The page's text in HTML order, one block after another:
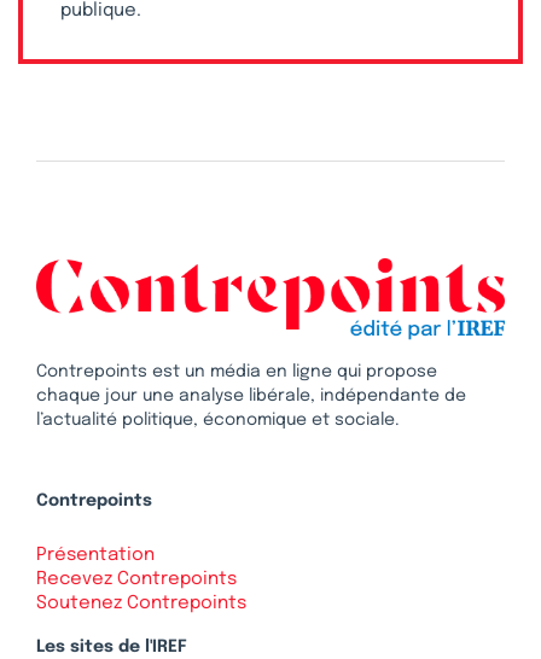
publique.
Contrepoints est un média en ligne qui propose
chaque jour une analyse libérale, indépendante de
l’actualité politique, économique et sociale.
Contrepoints
Présentation
Recevez Contrepoints
Soutenez Contrepoints
Les sites de l'IREF